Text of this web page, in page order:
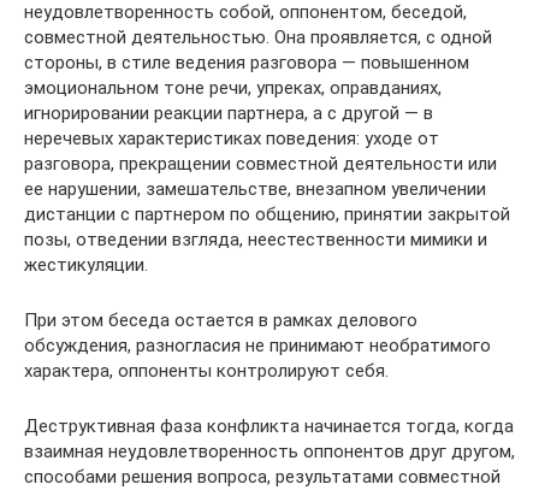
неудовлетворенность собой, оппонентом, беседой,
совместной деятельностью. Она проявляется, с одной
стороны, в стиле ведения разговора — повышенном
эмоциональном тоне речи, упреках, оправданиях,
игнорировании реакции партнера, а с другой — в
неречевых характеристиках поведения: уходе от
разговора, прекращении совместной деятельности или
ее нарушении, замешательстве, внезапном увеличении
дистанции с партнером по общению, принятии закрытой
позы, отведении взгляда, неестественности мимики и
жестикуляции.
При этом беседа остается в рамках делового
обсуждения, разногласия не принимают необратимого
характера, оппоненты контролируют себя.
Деструктивная фаза конфликта начинается тогда, когда
взаимная неудовлетворенность оппонентов друг другом,
способами решения вопроса, результатами совместной